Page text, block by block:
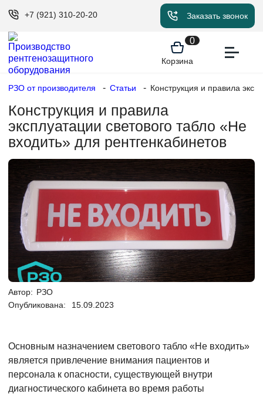
+7 (921) 310-20-20 Заказать звонок
0
Корзина
РЗО от производителя Статьи Конструкция и правила
Конструкция и правила
эксплуатации светового табло «Не
входить» для рентгенкабинетов
Автор: РЗО
Опубликована:
15.09.2023
Основным назначением светового табло «Не входить»
является привлечение внимания пациентов и
персонала к опасности, существующей внутри
диагностического кабинета во время работы